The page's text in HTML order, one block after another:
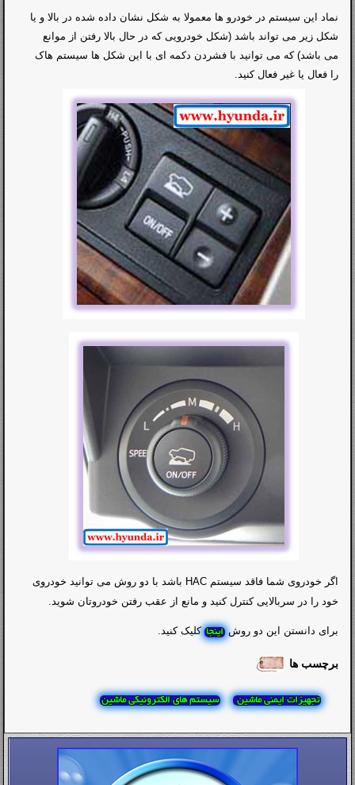
نماد این سیستم در خودرو ها معمولا به شکل نشان داده شده در بالا و یا
شکل زیر می تواند باشد (شکل خودرویی که در حال بالا رفتن از موانع
می باشد) که می توانید با فشردن دکمه ای با این شکل ها سیستم هاک
را فعال یا غیر فعال کنید.
اگر خودروی شما فاقد سیستم HAC باشد با دو روش می توانید خودروی
خود را در سربالایی کنترل کنید و مانع از عقب رفتن خودروتان شوید.
برای دانستن این دو روشاینجاکلیک کنید.
برچسب ها
تجهیزات ایمنی ماشین سیستم های الکترونیکی ماشین